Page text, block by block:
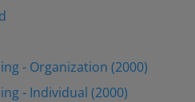
- Organization (2000)
- Individual (2000)